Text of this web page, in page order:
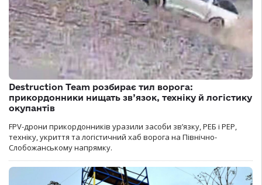
Destruction Team розбирає тил ворога:
прикордонники нищать зв’язок, техніку й логістику
окупантів
FPV-дрони прикордонників уразили засоби зв’язку, РЕБ і РЕР,
техніку, укриття та логістичний хаб ворога на Північно-
Слобожанському напрямку.